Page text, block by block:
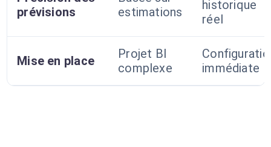
prévisions
estimations
historique
réel
Mise en place
Projet BI
complexe
immédiate